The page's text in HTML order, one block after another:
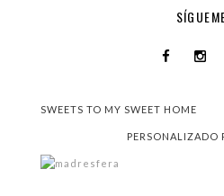
SWEETS TO MY SWEET HOME
PERSONALIZADO